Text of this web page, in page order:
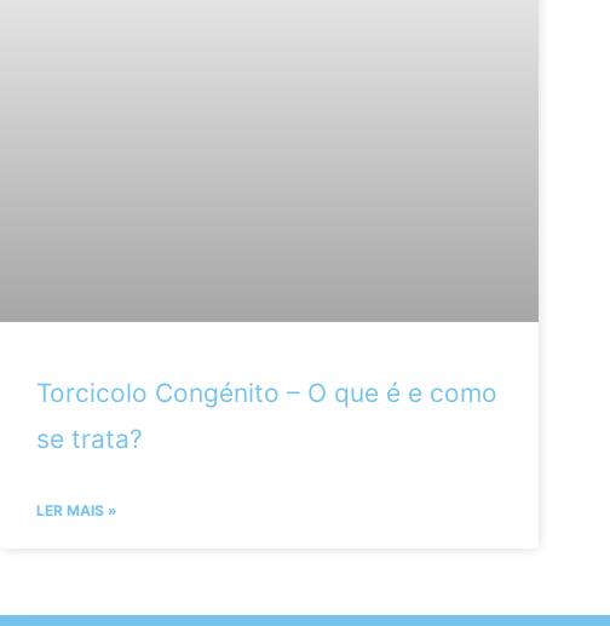
Torcicolo Congénito – O que é e como
se trata?
LER MAIS »